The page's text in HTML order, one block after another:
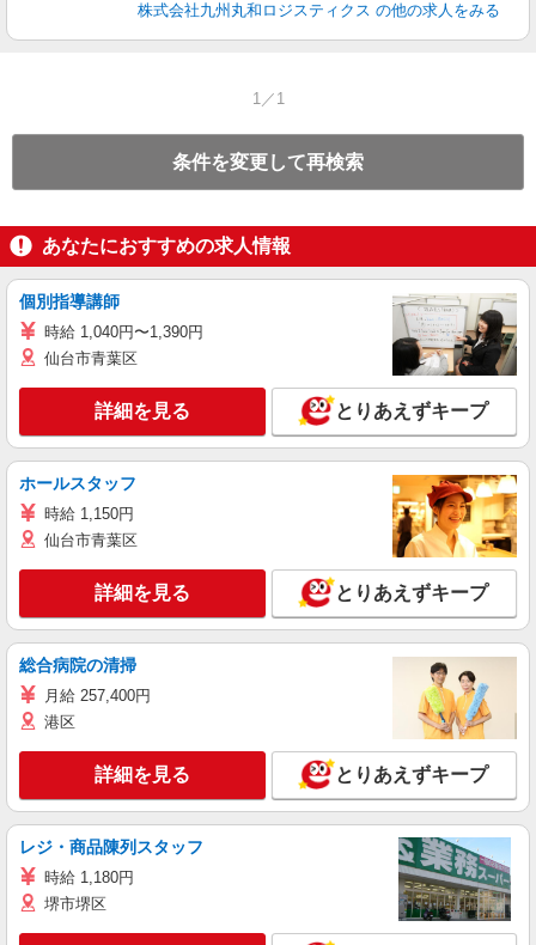
株式会社九州丸和ロジスティクス の他の求人をみる
1／1
条件を変更して再検索
あなたにおすすめの求人情報
個別指導講師
時給 1,040円〜1,390円
仙台市青葉区
詳細を見る とりあえずキープ
ホールスタッフ
時給 1,150円
仙台市青葉区
詳細を見る とりあえずキープ
総合病院の清掃
月給 257,400円
港区
詳細を見る とりあえずキープ
レジ・商品陳列スタッフ
時給 1,180円
堺市堺区